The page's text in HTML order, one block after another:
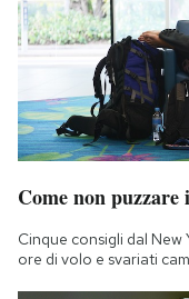
AREA
Area Personale
Newsletter
Notifiche mobile
Hai bisogno di
Esci
Come non
Cinque consigli dal New
ore di volo e svariati